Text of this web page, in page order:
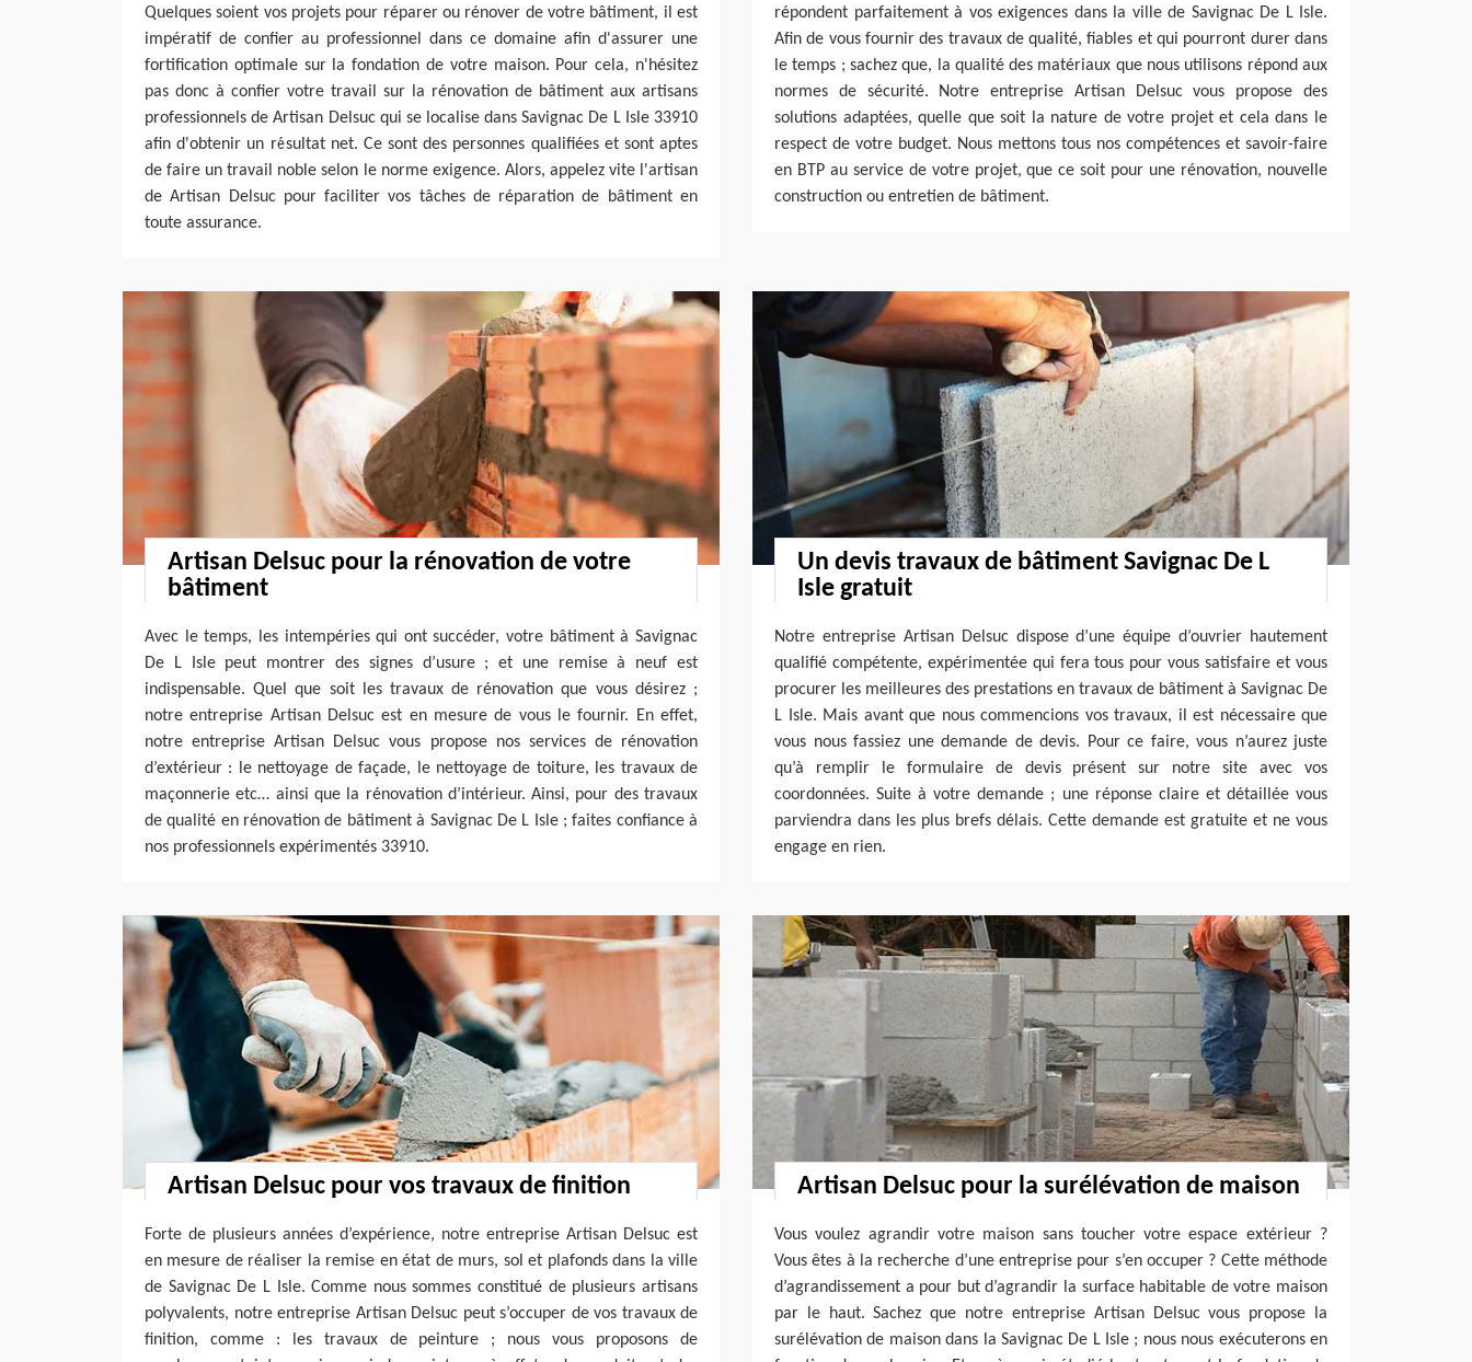
Quelques soient vos projets pour réparer ou rénover de votre bâtiment, il est
impératif de confier au professionnel dans ce domaine afin d'assurer une
fortification optimale sur la fondation de votre maison. Pour cela, n'hésitez
pas donc à confier votre travail sur la rénovation de bâtiment aux artisans
professionnels de Artisan Delsuc qui se localise dans Savignac De L Isle 33910
afin d'obtenir un résultat net. Ce sont des personnes qualifiées et sont aptes
de faire un travail noble selon le norme exigence. Alors, appelez vite l'artisan
de Artisan Delsuc pour faciliter vos tâches de réparation de bâtiment en
toute assurance.
répondent parfaitement à vos exigences dans la ville de Savignac De L Isle.
Afin de vous fournir des travaux de qualité, fiables et qui pourront durer dans
le temps ; sachez que, la qualité des matériaux que nous utilisons répond aux
normes de sécurité. Notre entreprise Artisan Delsuc vous propose des
solutions adaptées, quelle que soit la nature de votre projet et cela dans le
respect de votre budget. Nous mettons tous nos compétences et savoir-faire
en BTP au service de votre projet, que ce soit pour une rénovation, nouvelle
construction ou entretien de bâtiment.
Artisan Delsuc pour la rénovation de votre
bâtiment
Avec le temps, les intempéries qui ont succéder, votre bâtiment à Savignac
De L Isle peut montrer des signes d’usure ; et une remise à neuf est
indispensable. Quel que soit les travaux de rénovation que vous désirez ;
notre entreprise Artisan Delsuc est en mesure de vous le fournir. En effet,
notre entreprise Artisan Delsuc vous propose nos services de rénovation
d’extérieur : le nettoyage de façade, le nettoyage de toiture, les travaux de
maçonnerie etc… ainsi que la rénovation d’intérieur. Ainsi, pour des travaux
de qualité en rénovation de bâtiment à Savignac De L Isle ; faites confiance à
nos professionnels expérimentés 33910.
Un devis travaux de bâtiment Savignac De L
Isle gratuit
Notre entreprise Artisan Delsuc dispose d’une équipe d’ouvrier hautement
qualifié compétente, expérimentée qui fera tous pour vous satisfaire et vous
procurer les meilleures des prestations en travaux de bâtiment à Savignac De
L Isle. Mais avant que nous commencions vos travaux, il est nécessaire que
vous nous fassiez une demande de devis. Pour ce faire, vous n’aurez juste
qu’à remplir le formulaire de devis présent sur notre site avec vos
coordonnées. Suite à votre demande ; une réponse claire et détaillée vous
parviendra dans les plus brefs délais. Cette demande est gratuite et ne vous
engage en rien.
Artisan Delsuc pour vos travaux de finition
Forte de plusieurs années d’expérience, notre entreprise Artisan Delsuc est
en mesure de réaliser la remise en état de murs, sol et plafonds dans la ville
de Savignac De L Isle. Comme nous sommes constitué de plusieurs artisans
polyvalents, notre entreprise Artisan Delsuc peut s’occuper de vos travaux de
finition, comme : les travaux de peinture ; nous vous proposons de
Artisan Delsuc pour la surélévation de maison
Vous voulez agrandir votre maison sans toucher votre espace extérieur ?
Vous êtes à la recherche d’une entreprise pour s’en occuper ? Cette méthode
d’agrandissement a pour but d’agrandir la surface habitable de votre maison
par le haut. Sachez que notre entreprise Artisan Delsuc vous propose la
surélévation de maison dans la Savignac De L Isle ; nous nous exécuterons en